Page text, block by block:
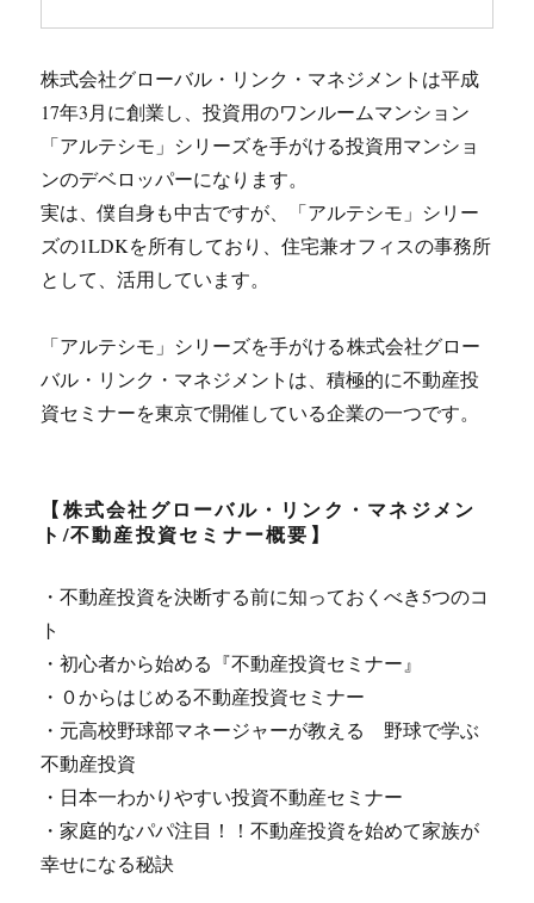
株式会社グローバル・リンク・マネジメントは平成
17年3月に創業し、投資用のワンルームマンション
「アルテシモ」シリーズを手がける投資用マンショ
ンのデベロッパーになります。
実は、僕自身も中古ですが、「アルテシモ」シリー
ズの1LDKを所有しており、住宅兼オフィスの事務所
として、活用しています。
「アルテシモ」シリーズを手がける株式会社グロー
バル・リンク・マネジメントは、積極的に不動産投
資セミナーを東京で開催している企業の一つです。
【株式会社グローバル・リンク・マネジメン
ト/不動産投資セミナー概要】
・不動産投資を決断する前に知っておくべき5つのコ
ト
・初心者から始める『不動産投資セミナー』
・０からはじめる不動産投資セミナー
・元高校野球部マネージャーが教える 野球で学ぶ
不動産投資
・日本一わかりやすい投資不動産セミナー
・家庭的なパパ注目！！不動産投資を始めて家族が
幸せになる秘訣